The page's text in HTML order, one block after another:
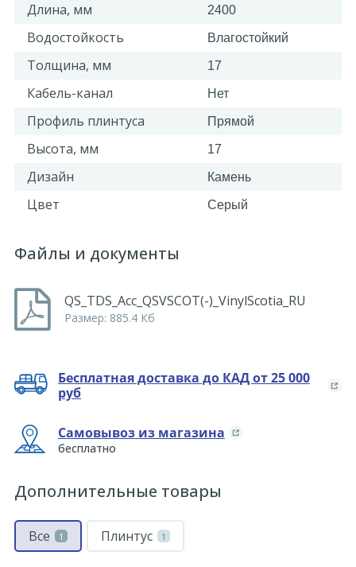
Длина, мм 2400
Водостойкость Влагостойкий
Толщина, мм 17
Кабель-канал Нет
Профиль плинтуса Прямой
Высота, мм 17
Дизайн Камень
Цвет Серый
Файлы и документы
QS_TDS_Acc_QSVSCOT(-)_VinylScotia_RU
Размер: 885.4 Кб
Бесплатная доставка до КАД от 25 000
руб
Самовывоз из магазина
бесплатно
Дополнительные товары
Все 1 Плинтус 1